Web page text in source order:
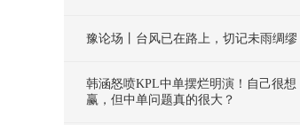
豫论场丨台风已在路上，切记未雨绸缪
韩涵怒喷KPL中单摆烂明演！自己很想
赢，但中单问题真的很大？